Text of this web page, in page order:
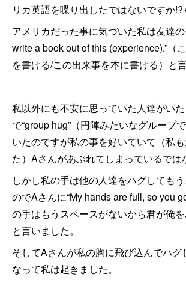
リカ英語を喋り出したではないですか!?
アメリカだった事に気づいた私は友達の
write a book out of this (experience).”（
を書ける/この出来事を本に書ける）と言
私以外にも不安に思っていた人達がい
で“group hug”（円陣みたいなグループ
いたのですが私の事を好いていて（私
た）Aさんがあぶれてしまっているでは
しかし私の手は他の人達をハグしても
のでAさんに“My hands are full, so you
の手はもうスペースがないから君が俺を
と言いました。
そしてAさんが私の胸に飛び込んでハグ
なって私は起きました。